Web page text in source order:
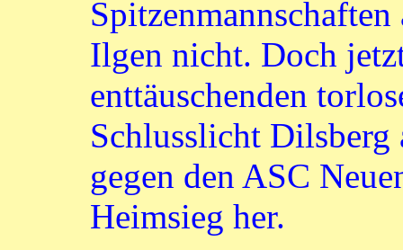
Ilgen nicht. Doch
enttäuschenden
Schlusslicht Dilsberg
gegen den ASC
Heimsieg her.